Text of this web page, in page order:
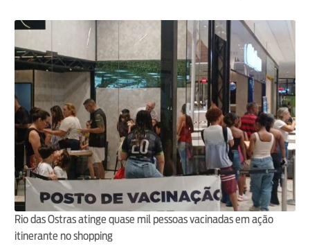
Rio das Ostras atinge quase mil pessoas vacinadas em ação
itinerante no shopping